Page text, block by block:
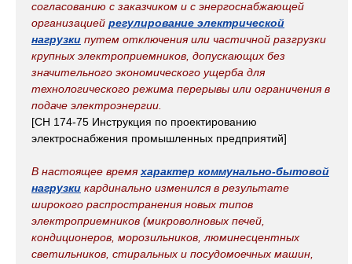
согласованию с заказчиком и с энергоснабжающей
организацией регулирование электрической
нагрузки путем отключения или частичной разгрузки
крупных электроприемников, допускающих без
значительного экономического ущерба для
технологического режима перерывы или ограничения в
подаче электроэнергии.
[СН 174-75 Инструкция по проектированию
электроснабжения промышленных предприятий]
В настоящее времяхарактер коммунально-бытовой
нагрузки кардинально изменился в результате
широкого распространения новых типов
электроприемников (микроволновых печей,
кондиционеров, морозильников, люминесцентных
светильников, стиральных и посудомоечных машин,